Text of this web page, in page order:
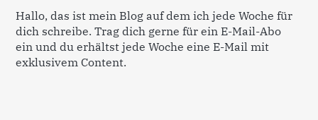
Hallo, das ist mein Blog auf dem ich jede Woche für
dich schreibe. Trag dich gerne für ein E-Mail-Abo
ein und du erhältst jede Woche eine E-Mail mit
exklusivem Content.